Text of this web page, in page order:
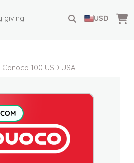
giving USD
100 USD USA